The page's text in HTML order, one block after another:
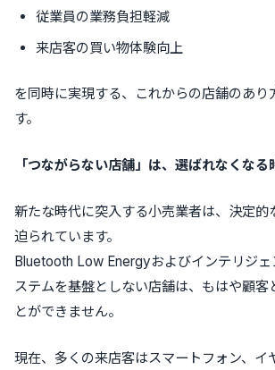
従業員の業務負担軽減
来店客の買い物体験向上
を同時に実現する、これからの店舗のあり
す。
「つながらない店舗」は、選ばれなくなる
新たな時代に突入する小売業者は、決定的
迫られています。
Bluetooth Low Energyおよびインテリジ
ステムを基盤としない店舗は、もはや顧客
とができません。
現在、多くの来店客はスマートフォン、イ